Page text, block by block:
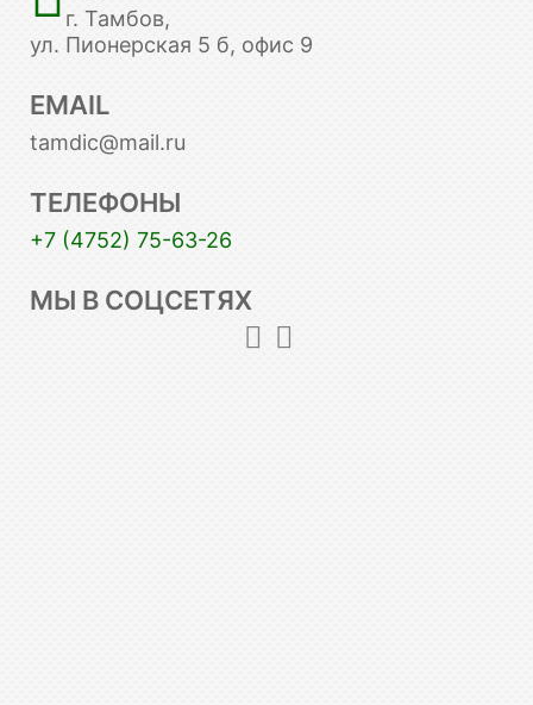
г. Тамбов,
ул. Пионерская 5 б, офис 9
EMAIL
tamdic@mail.ru
ТЕЛЕФОНЫ
+7 (4752) 75-63-26
МЫ В СОЦСЕТЯХ